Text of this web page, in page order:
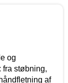
og
fra støbning,
af